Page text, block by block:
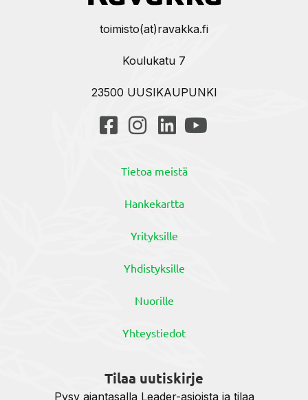
toimisto(at)ravakka.fi
Koulukatu 7
23500 UUSIKAUPUNKI
Tietoa meistä
Hankekartta
Yrityksille
Yhdistyksille
Nuorille
Yhteystiedot
Tilaa uutiskirje
Pysy ajantasalla Leader-asioista ja tilaa